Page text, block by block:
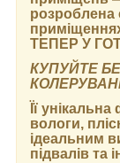
розроблена
ТЕПЕР У
КУПУЙТЕ
Її
вологи,
ідеальним
підвалів та